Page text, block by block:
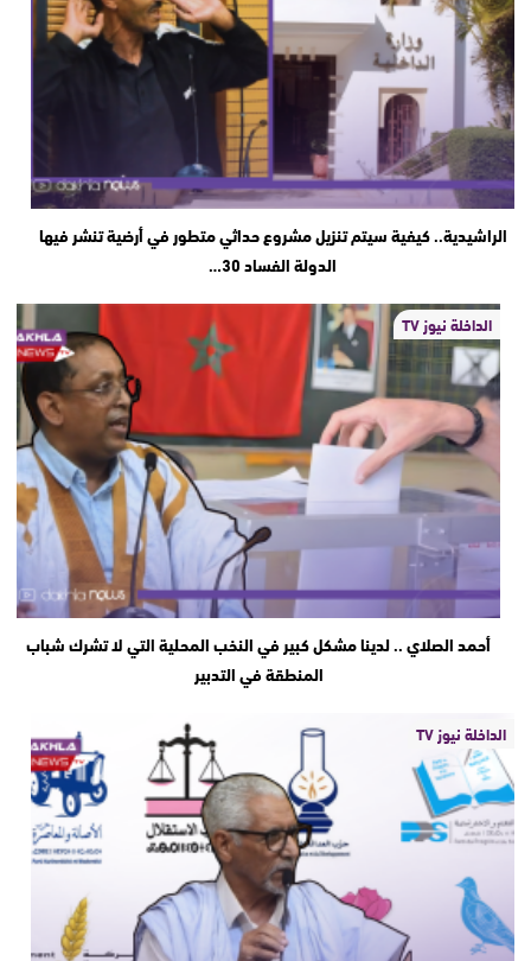
الراشيدية.. كيفية سيتم تنزيل مشروع حداثي متطور في أرضية تنشر فيها
الدولة الفساد 30…
الداخلة نيوز TV
أحمد الصلاي .. لدينا مشكل كبير في النخب المحلية التي لا تشرك شباب
المنطقة في التدبير
الداخلة نيوز TV